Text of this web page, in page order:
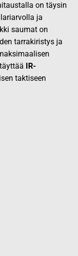
on täysin
ja
saumat on
tarrakiristys ja
IR-
taktiseen